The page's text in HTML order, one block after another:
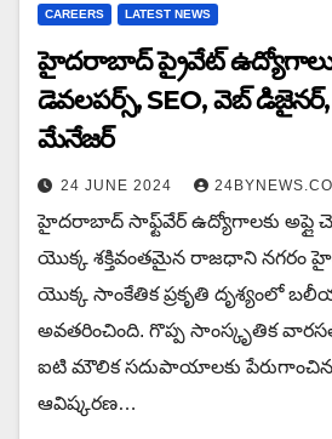
CAREERS LATEST NEWS
హైదరాబాద్ ప్రైవేట్
డెవలపర్స్, SEO, వెబ్
మేనేజర్
24 JUNE 2024
హైదరాబాద్ సాఫ్ట్‌వేర్ ఉద్యోగాలకు అప్లై
యొక్క శక్తివంతమైన రాజధాని నగరం
యొక్క సాంకేతిక ప్రకృతి దృశ్యంలో
అవతరించింది. గొప్ప సాంస్కృతిక
ఐటి మౌలిక సదుపాయాలకు
ఆవిష్కరణ…